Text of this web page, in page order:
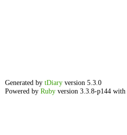
Generated by tDiary version 5.3.0
Powered by Ruby version 3.3.8-p144 with